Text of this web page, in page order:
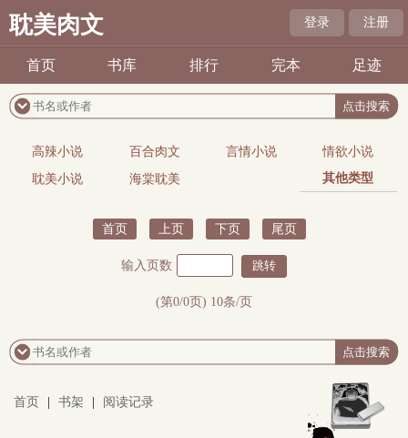
耽美肉文 登录 注册
首页 书库 排行 完本 足迹
高辣小说 百合肉文 言情小说
情欲小说
耽美小说
海棠耽美 其他类型
首页 上页 下页 尾页
输入页数
(第0/0页) 10条/页
首页 书架 阅读记录